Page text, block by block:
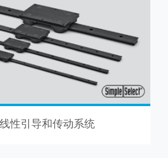
线性引导和传动系统